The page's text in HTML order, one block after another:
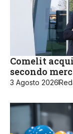
Comelit
secondo
3 Agosto 2026